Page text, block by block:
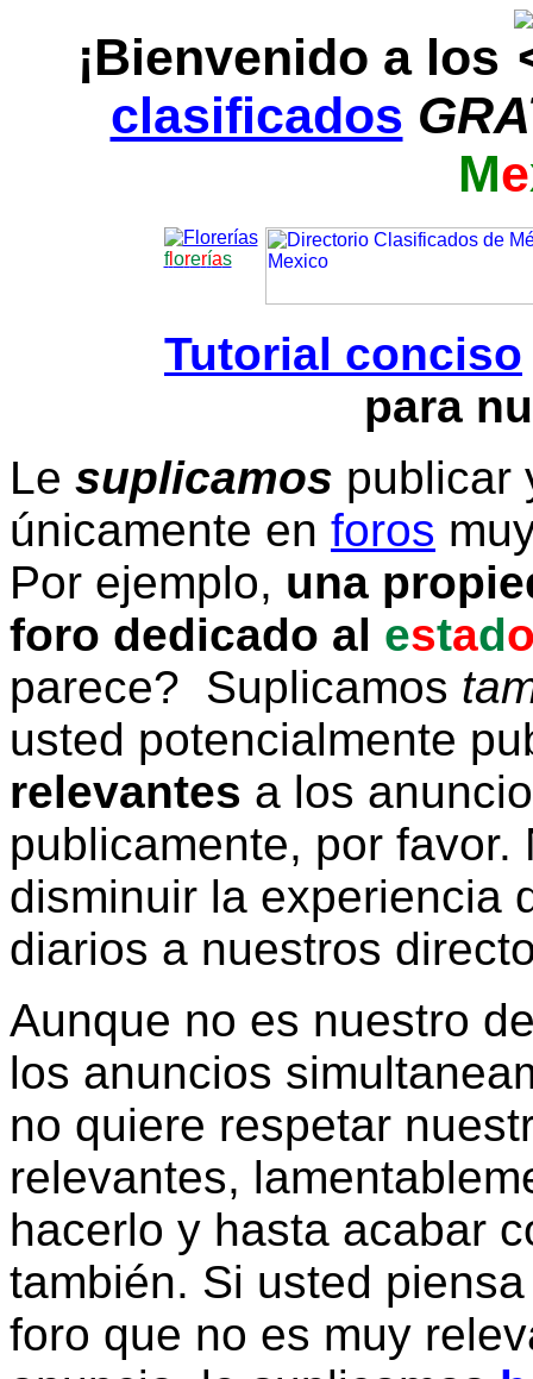
¡Bienvenido a los
clasificados
Me
florerías
Tutorial conciso
para
Le suplicamos publicar
únicamente en foros
Por ejemplo, una
foro dedicado al estad
parece? Suplicamos
usted potencialmente
relevantes a los
publicamente, por
disminuir la experiencia
diarios a nuestros
Aunque no es nuestro
los anuncios
no quiere respetar
relevantes,
hacerlo y hasta acabar
también. Si usted
foro que no es muy